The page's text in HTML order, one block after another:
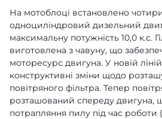
На мотоблоці встановлено
одноциліндровий дизельний
максимальну потужність 10,0 к.с.
виготовлена з чавуну, що
моторесурс двигуна. У новій
конструктивні зміни щодо
повітряного фільтра. Тепер
розташований спереду двигуна,
потрапляння пилу під час роботи